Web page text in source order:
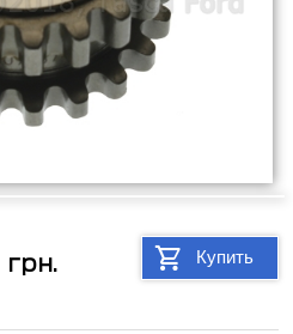
грн. Купить